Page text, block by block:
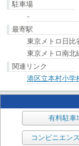
駐車場
-
最寄駅
東京メトロ日比
東京メトロ南北
関連リンク
港区立本村小学
有料駐車
コンビニエン